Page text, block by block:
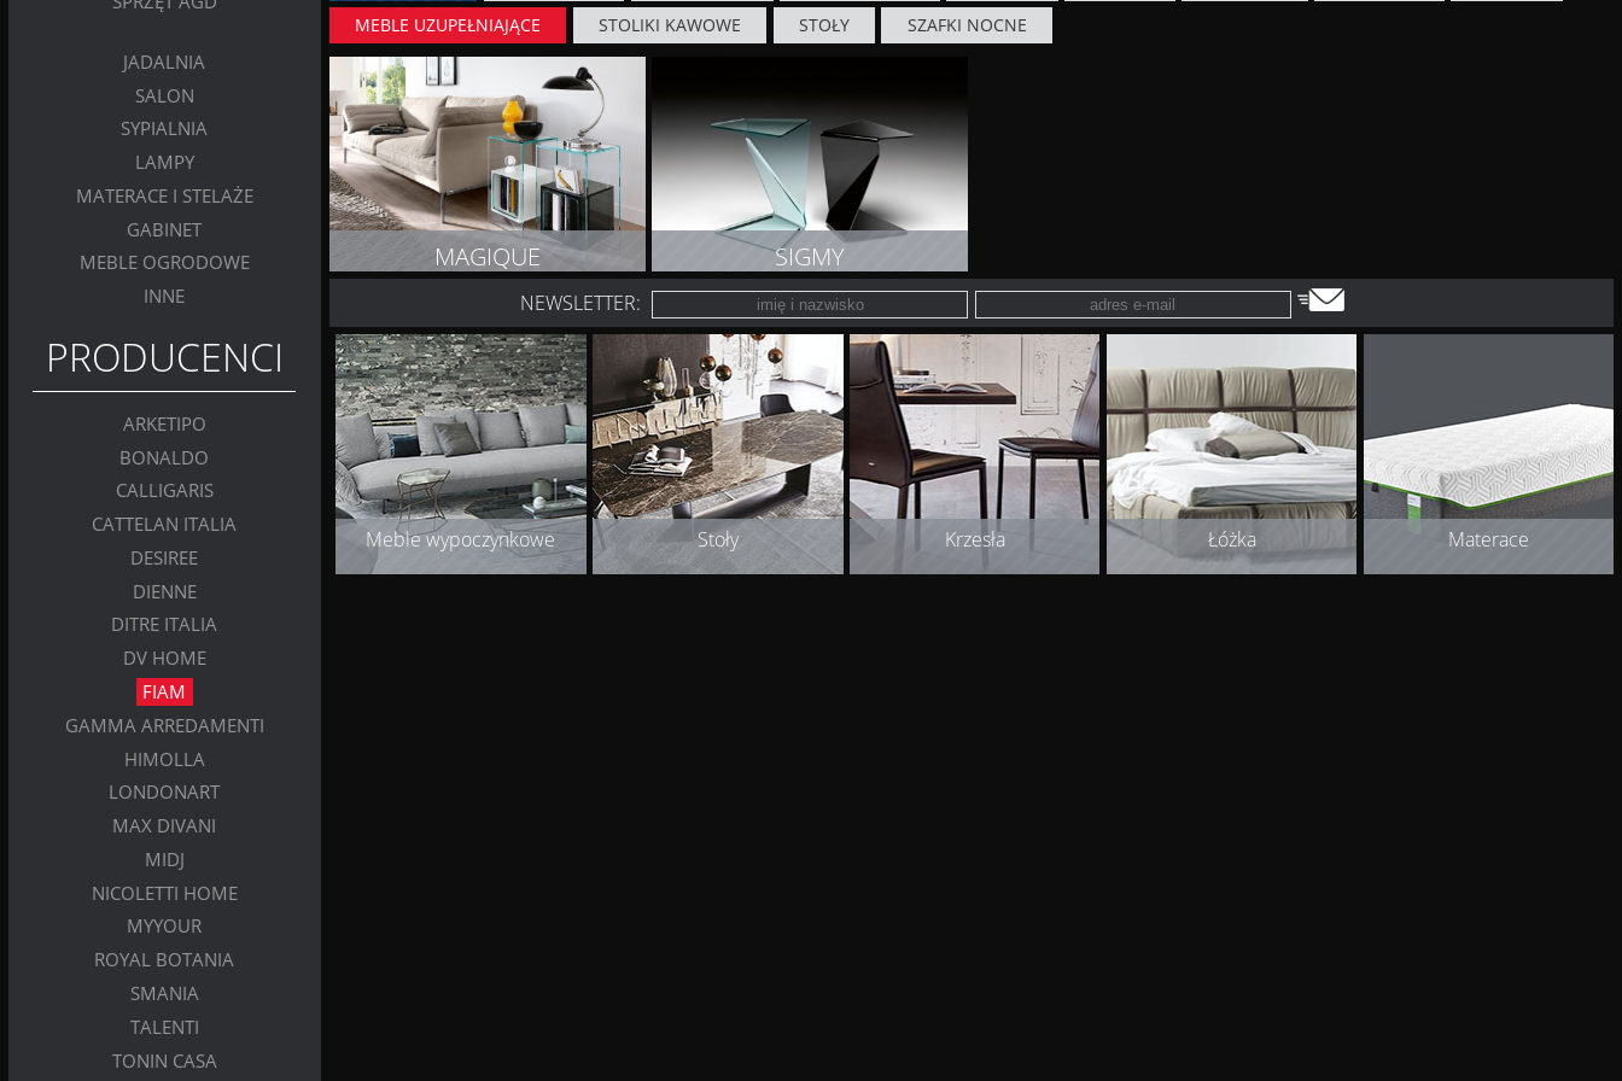
JADALNIA
SALON
SYPIALNIA
LAMPY
MATERACE I STELAŻE
GABINET
MEBLE OGRODOWE
INNE
PRODUCENCI
ARKETIPO
BONALDO
CALLIGARIS
CATTELAN ITALIA
DESIREE
DIENNE
DITRE ITALIA
DV HOME
FIAM
GAMMA ARREDAMENTI
HIMOLLA
LONDONART
MAX DIVANI
MIDJ
NICOLETTI HOME
MYYOUR
ROYAL BOTANIA
SMANIA
TALENTI
TONIN CASA
MEBLE UZUPEŁNIAJĄCE
STOLIKI KAWOWE STOŁY SZAFKI NOCNE
MAGIQUE
ZOBACZ PRODUKT
SIGMY
ZOBACZ PRODUKT
NEWSLETTER:
Meble wypoczynkowe Stoły Krzesła Łóżka Materace